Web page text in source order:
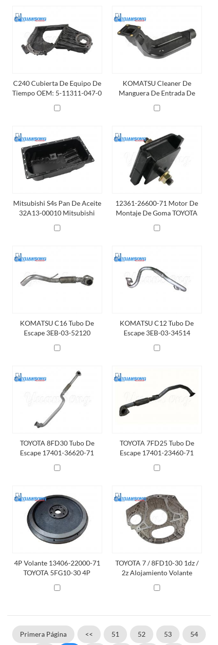
C240 Cubierta De Equipo De
Tiempo OEM: 5-11311-047-0
Montacargas
KOMATSU Cleaner De
Manguera De Entrada De
KOMATSU C16 FD30 4d94le
Mitsubishi S4s Pan De Aceite
32A13-00010 Mitsubishi
12361-26600-71 Motor De
Montaje De Goma TOYOTA
KOMATSU C16 Tubo De
Escape 3EB-03-52120
KOMATSU C12 Tubo De
Escape 3EB-03-34514
TOYOTA 8FD30 Tubo De
Escape 17401-36620-71
TOYOTA 7FD25 Tubo De
Escape 17401-23460-71
4P Volante 13406-22000-71
TOYOTA 5FG10-30 4P
TOYOTA 7 / 8FD10-30 1dz /
2z Alojamiento Volante
Primera Página << 51 52 53 54